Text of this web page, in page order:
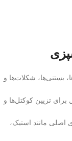
بستنی‌ها، شکلات‌ها و
برای تزیین کوکتل‌ها و
اصلی مانند استیک،